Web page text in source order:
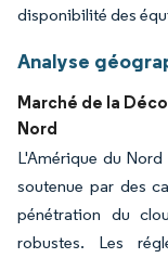
disponibilité des
Analyse
Marché de la
Nord
L'Amérique du Nord
soutenue par des
pénétration du
robustes. Les